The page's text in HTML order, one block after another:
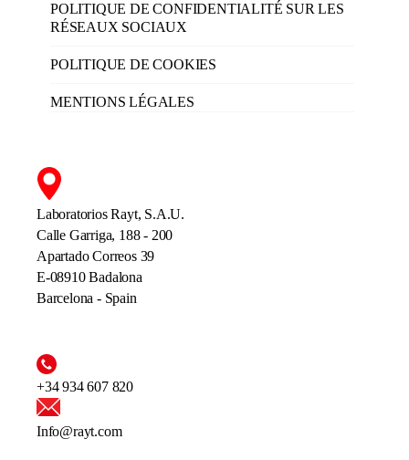
POLITIQUE DE CONFIDENTIALITÉ SUR LES
RÉSEAUX SOCIAUX
POLITIQUE DE COOKIES
MENTIONS LÉGALES
Laboratorios Rayt, S.A.U.
Calle Garriga, 188 - 200
Apartado Correos 39
E-08910 Badalona
Barcelona - Spain
+34 934 607 820
Info@rayt.com